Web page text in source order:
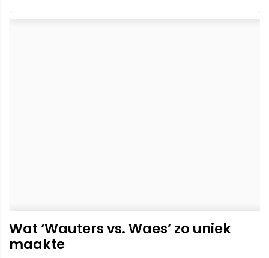
Wat ‘Wauters vs. Waes’ zo uniek
maakte